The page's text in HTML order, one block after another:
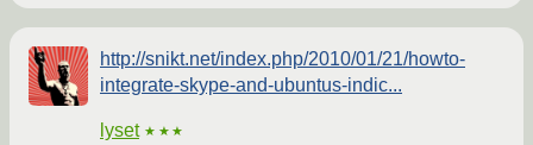
http://snikt.net/index.php/2010/01/21/howto-
integrate-skype-and-ubuntus-indic...
lyset ★★★